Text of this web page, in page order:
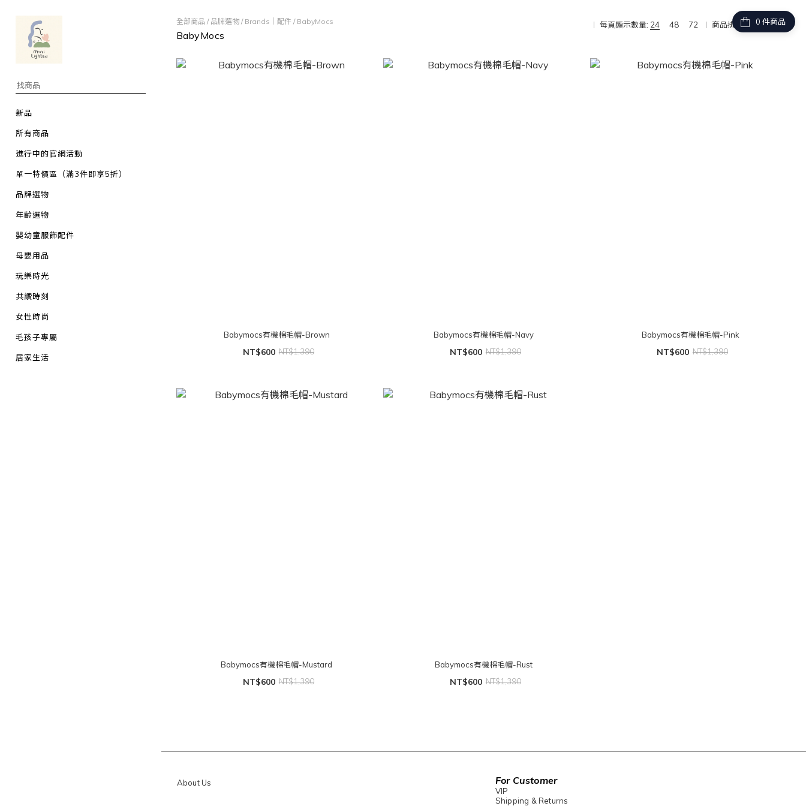
新品
所有商品
進行中的官網活動
單一特價區（滿3件即享5折）
品牌選物
年齡選物
嬰幼童服飾配件
母嬰用品
玩樂時光
共讀時刻
女性時尚
毛孩子專屬
居家生活
件商品
全部商品 / 品牌選物/ Brands｜配件 / BabyMocs
BabyMocs
每頁顯示數量: 24 48 72 商品排序:商品排序
Babymocs有機棉毛帽-Brown
NT$600 NT$1,390
Babymocs有機棉毛帽-Navy
NT$600 NT$1,390
Babymocs有機棉毛帽-Pink
NT$600 NT$1,390
Babymocs有機棉毛帽-Mustard
NT$600 NT$1,390
Babymocs有機棉毛帽-Rust
NT$600 NT$1,390
About Us For Customer
VIP
Shipping & Returns